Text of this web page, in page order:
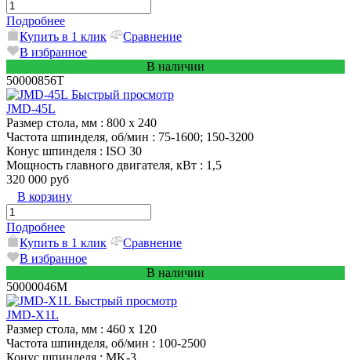
Подробнее
Купить в 1 клик
Сравнение
В избранное
В наличии
50000856T
Быстрый просмотр
JMD-45L
Размер стола, мм : 800 x 240
Частота шпинделя, об/мин : 75-1600; 150-3200
Конус шпинделя : ISO 30
Мощность главного двигателя, кВт : 1,5
320 000 руб
В корзину
Подробнее
Купить в 1 клик
Сравнение
В избранное
В наличии
50000046M
Быстрый просмотр
JMD-X1L
Размер стола, мм : 460 x 120
Частота шпинделя, об/мин : 100-2500
Конус шпинделя : MK-3